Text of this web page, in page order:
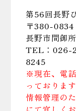
第56回長野
〒380-0834
長野市問御
TEL：
8245
※現在、電
っております
情報管理の